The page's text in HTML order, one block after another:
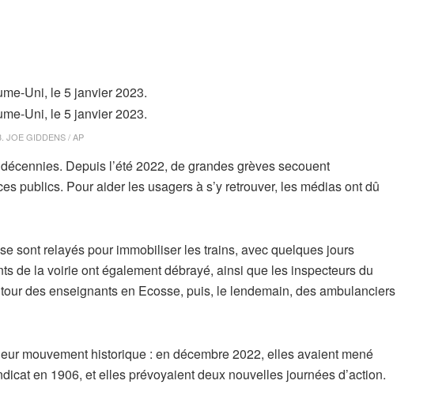
JOE GIDDENS / AP
Depuis l’été 2022, de grandes grèves secouent
publics. Pour aider les usagers à s’y retrouver, les médias ont dû
sont relayés pour immobiliser les trains, avec quelques jours
de la voirie ont également débrayé, ainsi que les inspecteurs du
des enseignants en Ecosse, puis, le lendemain, des ambulanciers
mouvement historique : en décembre 2022, elles avaient mené
en 1906, et elles prévoyaient deux nouvelles journées d’action.